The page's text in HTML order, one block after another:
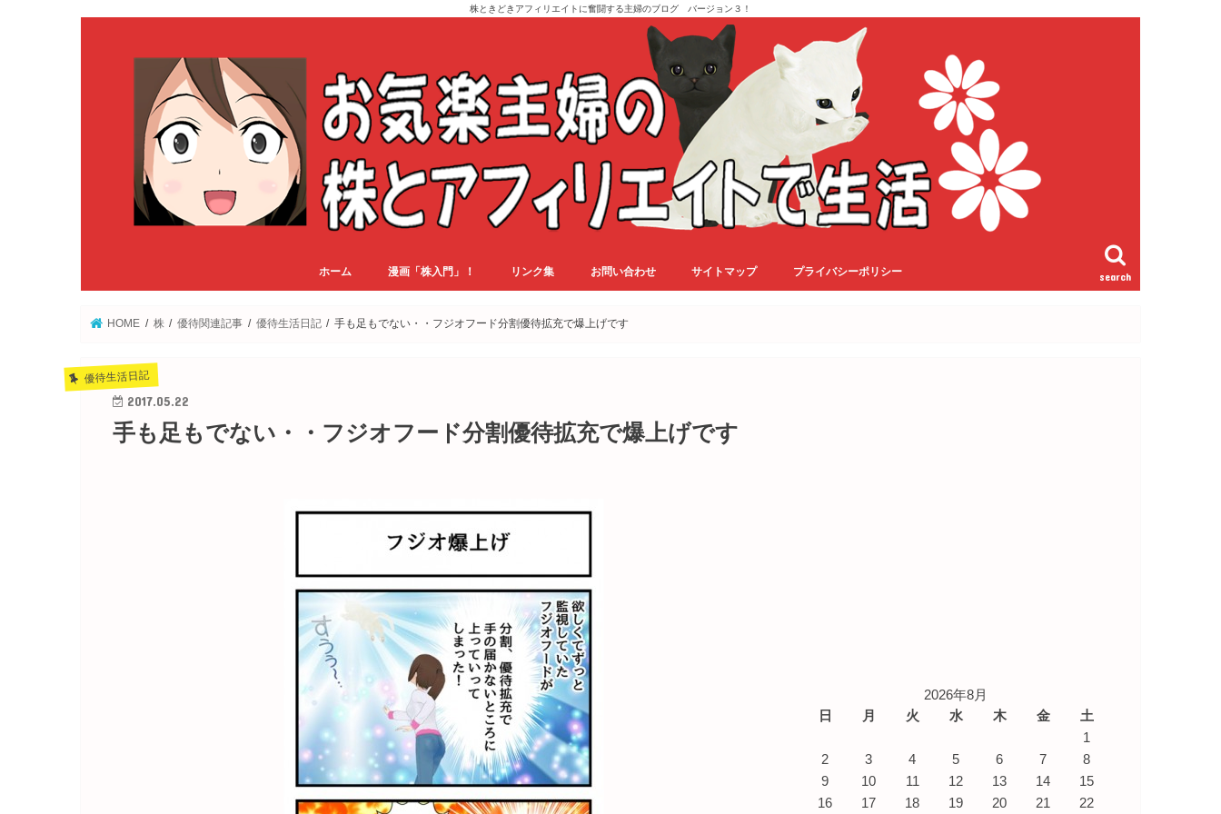
株ときどきアフィリエイトに奮闘する主婦のブログ バージョン３！
search
ホーム 漫画「株入門」！ リンク集 お問い合わせ サイトマップ プライバシーポリシー
HOME 株 優待関連記事 優待生活日記 手も足もでない・・フジオフード分割優待拡充で爆上げです
優待生活日記
2017.05.22
手も足もでない・・フジオフード分割優待拡充で爆上げです
2026年8月
日
月 火 水 木 金
土
1
2
3 4 5 6 7
8
9
10 11 12 13 14
15
16
17 18 19 20 21 22